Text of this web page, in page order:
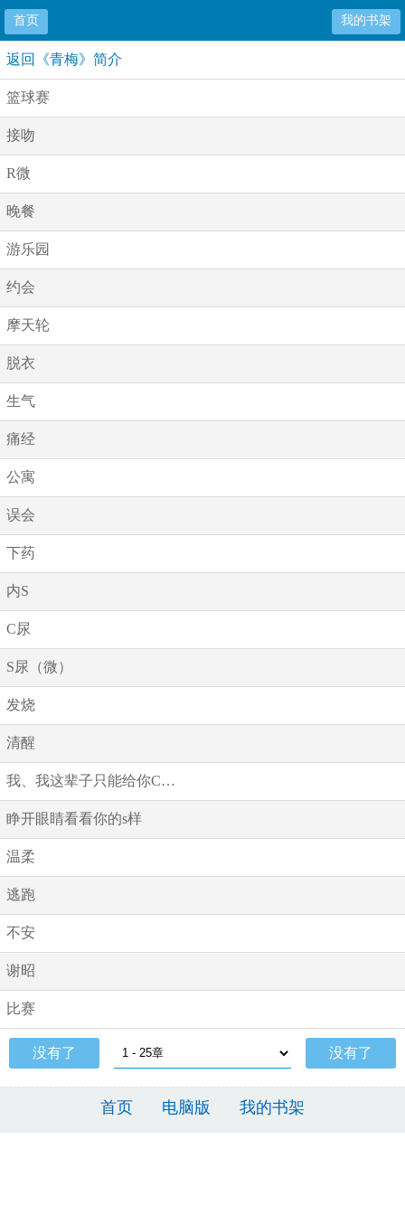
首页 我的书架
返回《青梅》简介
篮球赛
接吻
R微
晚餐
游乐园
约会
摩天轮
脱衣
生气
痛经
公寓
误会
下药
内S
C尿
S尿（微）
发烧
清醒
我、我这辈子只能给你C…
睁开眼睛看看你的s样
温柔
逃跑
不安
谢昭
比赛
没有了 没有了
首页 电脑版 我的书架